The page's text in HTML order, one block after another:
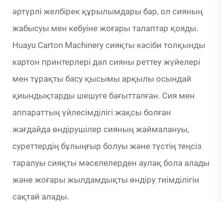
әртүрлі желбірек құрылымдары бар, ол сияның
жабысуы мен кебуіне жоғары талаптар қояды.
Huayu Carton Machinery сияқты кәсіби толқынды
картон принтерлері дәл сияны реттеу жүйелері
мен тұрақты басу қысымы арқылы осындай
қиындықтарды шешуге бағытталған. Сия мен
аппараттың үйлесімділігі жақсы болған
жағдайда өндірушілер сияның жаймалануы,
суреттердің бұлыңғыр болуы және түстің теңсіз
таралуы сияқты мәселелерден аулақ бола алады
және жоғары жылдамдықты өндіру тиімділігін
сақтай алады.